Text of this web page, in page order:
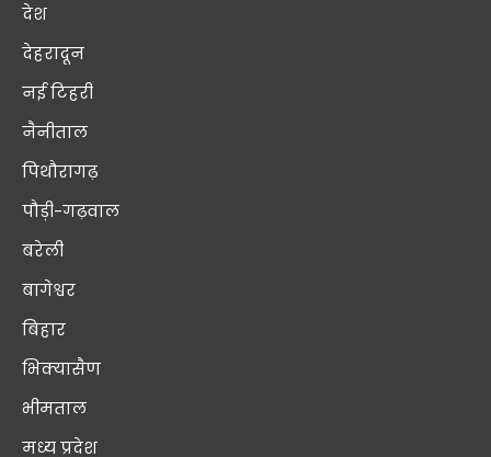
देश
देहरादून
नई टिहरी
नैनीताल
पिथौरागढ़
पौड़ी-गढ़वाल
बरेली
बागेश्वर
बिहार
भिक्यासैण
भीमताल
मध्य प्रदेश